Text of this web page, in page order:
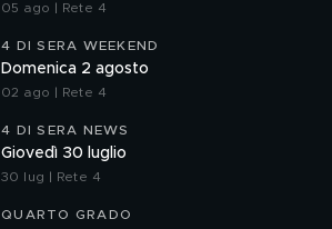
05 ago | Rete 4
4 DI SERA WEEKEND
Domenica 2 agosto
02 ago | Rete 4
4 DI SERA NEWS
Giovedì 30 luglio
30 lug | Rete 4
QUARTO GRADO